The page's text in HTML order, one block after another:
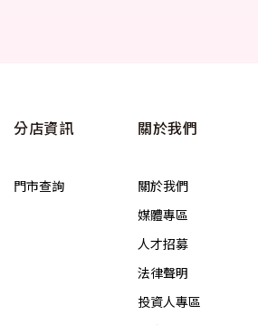
分店資訊
門市查詢
關於我們
關於我們
媒體專區
人才招募
法律聲明
投資人專區